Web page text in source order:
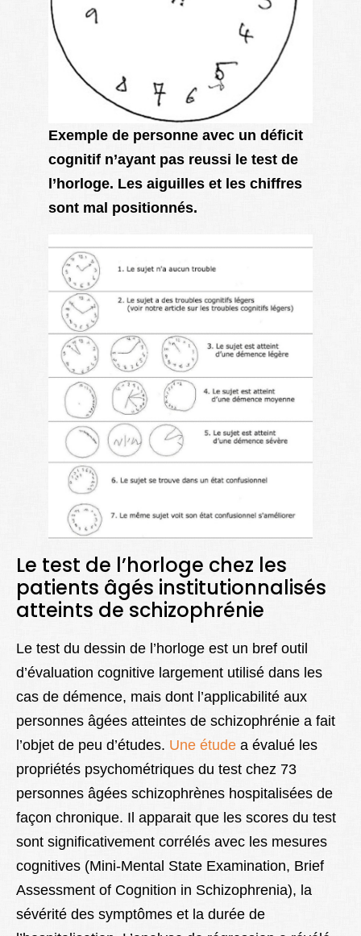
Exemple de personne avec un déficit
cognitif n’ayant pas reussi le test de
l’horloge. Les aiguilles et les chiffres
sont mal positionnés.
Le test de l’horloge chez les
patients âgés institutionnalisés
atteints de schizophrénie
Le test du dessin de l’horloge est un bref outil
d’évaluation cognitive largement utilisé dans les
cas de démence, mais dont l’applicabilité aux
personnes âgées atteintes de schizophrénie a fait
l’objet de peu d’études. Une étude a évalué les
propriétés psychométriques du test chez 73
personnes âgées schizophrènes hospitalisées de
façon chronique. Il apparait que les scores du test
sont significativement corrélés avec les mesures
cognitives (Mini-Mental State Examination, Brief
Assessment of Cognition in Schizophrenia), la
sévérité des symptômes et la durée de